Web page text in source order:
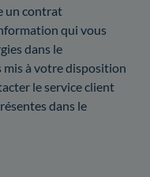
un contrat
qui vous
dans le
mis à votre disposition
le service client
dans le